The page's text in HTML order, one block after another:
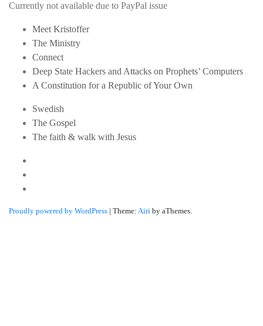
Currently not available due to PayPal issue
Meet Kristoffer
The Ministry
Connect
Deep State Hackers and Attacks on Prophets’ Computers
A Constitution for a Republic of Your Own
Swedish
The Gospel
The faith & walk with Jesus
Proudly powered by WordPress | Theme: Airi by aThemes.